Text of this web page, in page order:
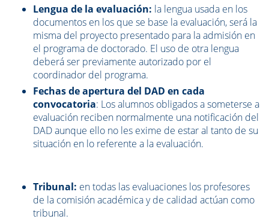
Lengua de la evaluación: la lengua usada en los
documentos en los que se base la evaluación, será la
misma del proyecto presentado para la admisión en
el programa de doctorado. El uso de otra lengua
deberá ser previamente autorizado por el
coordinador del programa.
Fechas de apertura del DAD en cada
convocatoria: Los alumnos obligados a someterse a
evaluación reciben normalmente una notificación del
DAD aunque ello no les exime de estar al tanto de su
situación en lo referente a la evaluación.
Tribunal: en todas las evaluaciones los profesores
de la comisión académica y de calidad actúan como
tribunal.